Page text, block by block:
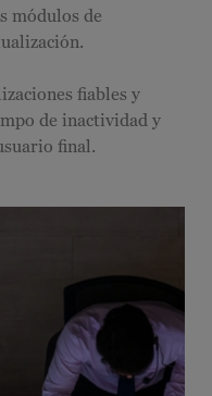
módulos de
fiables y
de inactividad y
final.